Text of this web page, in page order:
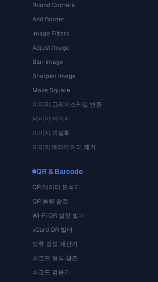
Round Corners
Add Border
Image Filters
Adjust Image
Blur Image
Sharpen Image
Make Square
이미지 그레이스케일 변환
세피아 이미지
이미지 픽셀화
이미지 메타데이터 제거
QR & Barcode
QR 데이터 분석기
QR 용량 참조
Wi-Fi QR 설정 빌더
vCard QR 빌더
오류 정정 계산기
바코드 형식 참조
바코드 검증기